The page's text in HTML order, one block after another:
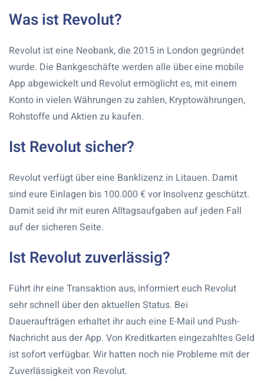
Was ist Revolut?
Revolut ist eine Neobank, die 2015 in London gegründet
wurde. Die Bankgeschäfte werden alle über eine mobile
App abgewickelt und Revolut ermöglicht es, mit einem
Konto in vielen Währungen zu zahlen, Kryptowährungen,
Rohstoffe und Aktien zu kaufen.
Ist Revolut sicher?
Revolut verfügt über eine Banklizenz in Litauen. Damit
sind eure Einlagen bis 100.000 € vor Insolvenz geschützt.
Damit seid ihr mit euren Alltagsaufgaben auf jeden Fall
auf der sicheren Seite.
Ist Revolut zuverlässig?
Führt ihr eine Transaktion aus, informiert euch Revolut
sehr schnell über den aktuellen Status. Bei
Daueraufträgen erhaltet ihr auch eine E-Mail und Push-
Nachricht aus der App. Von Kreditkarten eingezahltes Geld
ist sofort verfügbar. Wir hatten noch nie Probleme mit der
Zuverlässigkeit von Revolut.